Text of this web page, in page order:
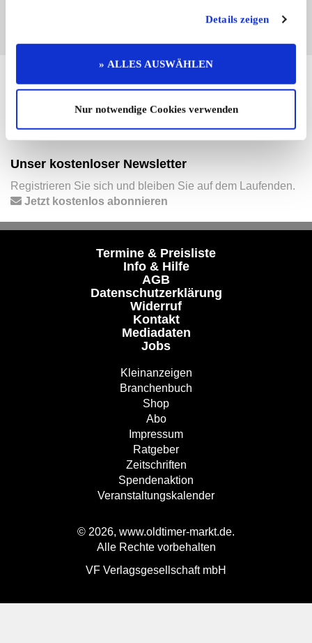
Details zeigen
» ALLES AUSWÄHLEN
Nur notwendige Cookies verwenden
Hier finden Sie mehr von OLDTIMER MARKT
Folgen Sie uns auf unseren Social-Media-Seiten oder
laden Sie unsere Termine-App herunter:
Unser kostenloser Newsletter
Registrieren Sie sich und bleiben Sie auf dem Laufenden.
Jetzt kostenlos abonnieren
Termine & Preisliste
Info & Hilfe
AGB
Datenschutzerklärung
Widerruf
Kontakt
Mediadaten
Jobs
Kleinanzeigen
Branchenbuch
Shop
Abo
Impressum
Ratgeber
Zeitschriften
Spendenaktion
Veranstaltungskalender
© 2026, www.oldtimer-markt.de.
Alle Rechte vorbehalten
VF Verlagsgesellschaft mbH